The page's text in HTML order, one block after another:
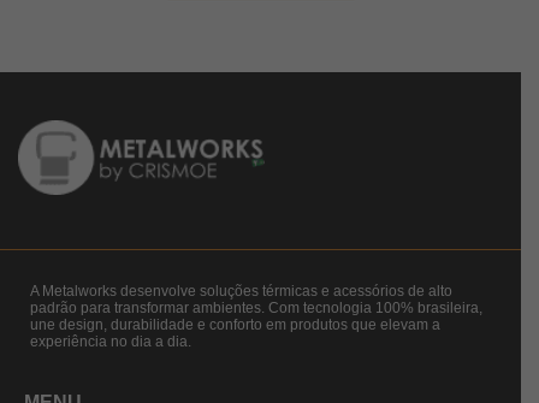
A Metalworks desenvolve soluções térmicas e acessórios de alto
padrão para transformar ambientes. Com tecnologia 100% brasileira,
une design, durabilidade e conforto em produtos que elevam a
experiência no dia a dia.